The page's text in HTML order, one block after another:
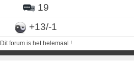
19
+13/-1
Dit forum is het helemaal !